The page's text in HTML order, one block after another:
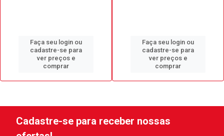
Faça seu login ou
cadastre-se para
ver preços e
comprar
Faça seu login ou
cadastre-se para
ver preços e
comprar
Cadastre-se para receber nossas